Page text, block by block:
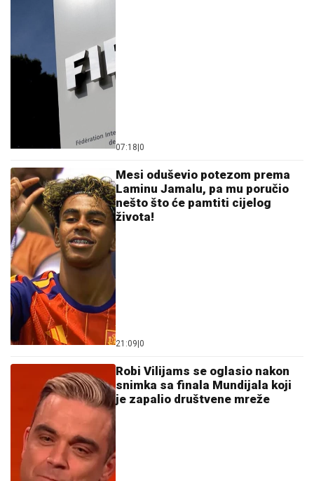
07:18 0
Mesi oduševio potezom prema
Laminu Jamalu, pa mu poručio
nešto što će pamtiti cijelog
života!
21:09 0
Robi Vilijams se oglasio nakon
snimka sa finala Mundijala koji
je zapalio društvene mreže